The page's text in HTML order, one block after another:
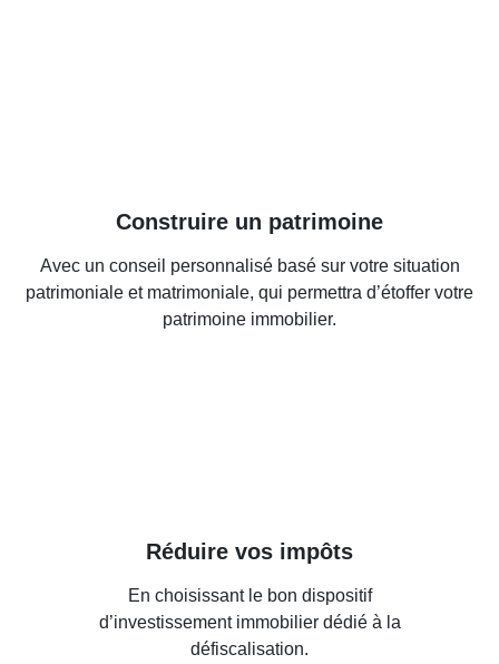
Construire un patrimoine
Avec un conseil personnalisé basé sur votre situation
patrimoniale et matrimoniale, qui permettra d’étoffer votre
patrimoine immobilier.
Réduire vos impôts
En choisissant le bon dispositif
d’investissement immobilier dédié à la
défiscalisation.